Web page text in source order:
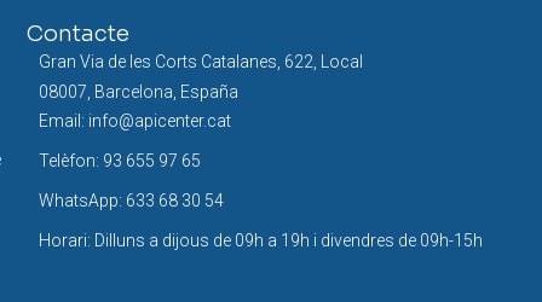
Contacte
Gran Via de les Corts Catalanes, 622, Local
08007, Barcelona, España
Email: info@apicenter.cat
Telèfon: 93 655 97 65
WhatsApp: 633 68 30 54
Horari: Dilluns a dijous de 09h a 19h i divendres de 09h-15h